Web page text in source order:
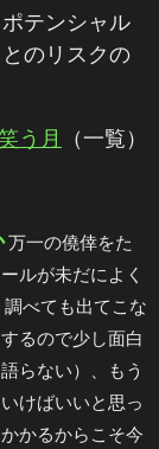
テンシャル
のリスクの
う月
（一覧）
万一の僥倖をた
ルが未だによく
べても出てこな
るので少し面白
らない）、もう
けばいいと思っ
かるからこそ今